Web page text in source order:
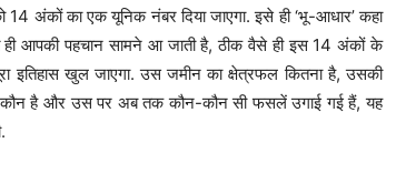
अंकों का एक यूनिक नंबर दिया जाएगा. इसे ही ‘भू-आधार’ कहा
आपकी पहचान सामने आ जाती है, ठीक वैसे ही इस 14 अंकों के
इतिहास खुल जाएगा. उस जमीन का क्षेत्रफल कितना है, उसकी
कौन है और उस पर अब तक कौन-कौन सी फसलें उगाई गई हैं, यह